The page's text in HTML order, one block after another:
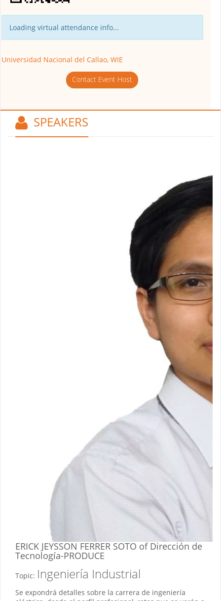
Loading virtual attendance info...
Universidad Nacional del Callao, WIE
Contact Event Host
SPEAKERS
ERICK JEYSSON FERRER SOTO of Dirección de
Tecnología-PRODUCE
Topic: Ingeniería Industrial
Se expondrá detalles sobre la carrera de ingeniería